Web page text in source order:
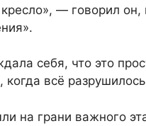
— говорил он,
себя, что это
когда всё
на грани важного